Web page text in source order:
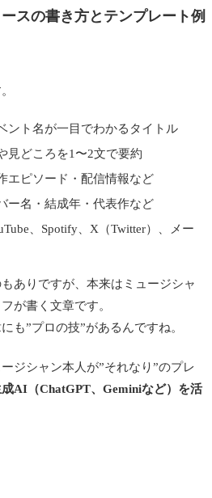
スの書き方とテンプレート例
ント名が一目でわかるタイトル
見どころを1〜2文で要約
エピソード・配信情報など
ー名・結成年・代表作など
、Spotify、X（Twitter）、メー
ありですが、本来はミュージシャ
が書く文章です。
も”プロの技”があるんですね。
ジシャン本人が”それなり”のプレ
AI（ChatGPT、Geminiなど）を活